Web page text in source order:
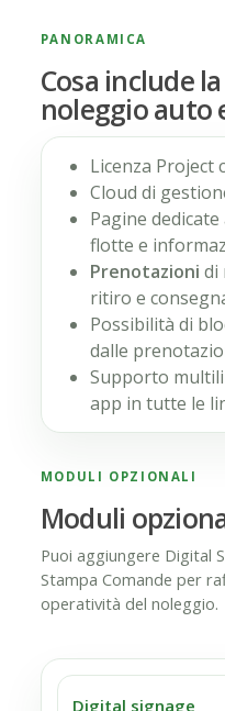
PANORAMICA
Cosa include
noleggio auto
Licenza Project
Cloud di
Pagine
flotte e
Prenotazioni di
ritiro e
Possibilità di
dalle
Supporto
app in tutte le
MODULI OPZIONALI
Moduli
Puoi aggiungere Digital
Stampa Comande per
operatività del noleggio.
Digital signage